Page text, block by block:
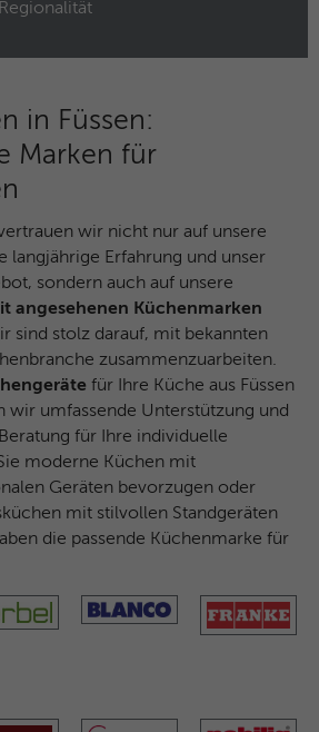
Regionalität
in Füssen:
Marken für
wir nicht nur auf unsere
langjährige Erfahrung und unser
sondern auch auf unsere
angesehenen Küchenmarken
sind stolz darauf, mit bekannten
zusammenzuarbeiten.
für Ihre Küche aus Füssen
wir umfassende Unterstützung und
für Ihre individuelle
moderne Küchen mit
Geräten bevorzugen oder
mit stilvollen Standgeräten
die passende Küchenmarke für
Websites besuchen. Dieses
Clarity
zum Synchronisieren der MUID über
Domains hinweg verwendet.